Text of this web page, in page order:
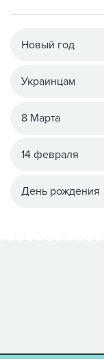
Новый год
Украинцам
8 Марта
14 февраля
День рождения